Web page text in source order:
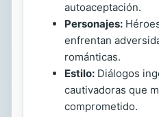
autoaceptación.
Personajes:
enfrentan
románticas.
Estilo: Diálogos
cautivadoras que
comprometido.